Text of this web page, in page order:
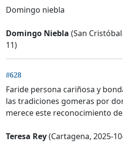
Domingo niebla
Domingo Niebla (San
11)
#628
Faride persona cariñosa y
las tradiciones gomeras por
merece este reconocimiento
Teresa Rey(Cartagena, 2025-